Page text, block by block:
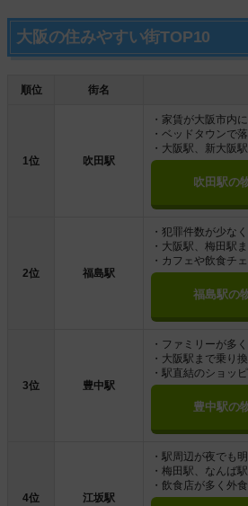
大阪の住みやすい街TOP10
順位 街名
1位 吹田駅
・家賃が大阪市内
・ベッドタウンで
・大阪駅、新大阪
吹田駅の
2位 福島駅
・犯罪件数が少な
・大阪駅、梅田駅
・カフェや飲食チ
福島駅の
3位 豊中駅
・ファミリーが多
・大阪駅まで乗り
・駅直結のショッ
豊中駅の
4位 江坂駅
・駅周辺が夜でも
・梅田駅、なんば
・飲食店が多く外